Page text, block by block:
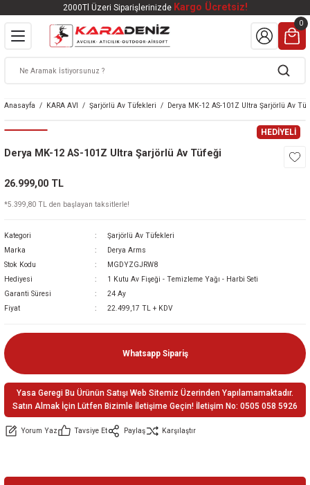
2000Tl Üzeri Siparişlerinizde Kargo Ücretsiz!
Geri Dön
Tüfekleri
Ürünleri
Geri Dön
Geri Dön
Geri Dön
Geri Dön
0
Anasayfa KARA AVI Şarjörlü Av Tüfekleri Derya MK-12 AS-101Z Ultra Şarjörlü Av
HEDİYELİ
Derya MK-12 AS-101Z Ultra Şarjörlü Av Tüfeği
26.999,00 TL
*5.399,80 TL den başlayan taksitlerle!
Kategori
Şarjörlü Av Tüfekleri
Marka
Derya Arms
Stok Kodu
MGDYZGJRW8
Hediyesi
1 Kutu Av Fişeği - Temizleme Yağı - Harbi Seti
Garanti Süresi
24 Ay
Fiyat
22.499,17 TL + KDV
Whatsapp Sipariş
Yasa Geregi Bu Ürünün Satışı Web Sitemiz Üzerinden Yapılamamaktadır.
Satın Almak İçin Lütfen Bizimle İletişime Geçin! İletişim No: 0505 058 5926
Yorum Yaz Tavsiye Et Paylaş Karşılaştır